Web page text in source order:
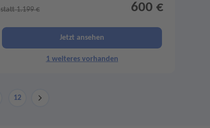
statt 1.199 € 600 €
Jetzt ansehen
1 weiteres vorhanden
12